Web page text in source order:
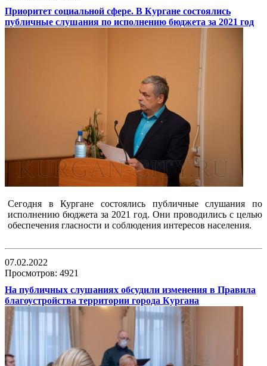
Приоритет социальной сфере. В Кургане состоялись
публичные слушания по исполнению бюджета за 2021 год
Сегодня в Кургане состоялись публичные слушания по
исполнению бюджета за 2021 год. Они проводились с целью
обеспечения гласности и соблюдения интересов населения.
07.02.2022
Просмотров: 4921
На публичных слушаниях обсудили изменения в Правила
благоустройства территории города Кургана